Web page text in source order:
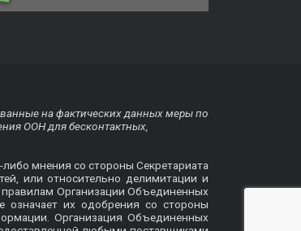
на фактических данных меры по
ООН для бесконтактных,
мнения со стороны Секретариата
или относительно делимитации и
правилам Организации Объединенных
означает их одобрения со стороны
Организация Объединенных